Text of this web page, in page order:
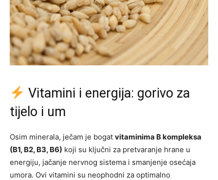
Vitamini i energija: gorivo za
tijelo i um
Osim minerala, ječam je bogat vitaminima B kompleksa
(B1, B2, B3, B6) koji su ključni za pretvaranje hrane u
energiju, jačanje nervnog sistema i smanjenje osećaja
umora. Ovi vitamini su neophodni za optimalno